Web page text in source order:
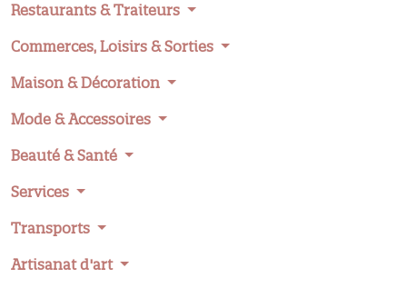
Restaurants & Traiteurs
Commerces, Loisirs & Sorties
Maison & Décoration
Mode & Accessoires
Beauté & Santé
Services
Transports
Artisanat d'art